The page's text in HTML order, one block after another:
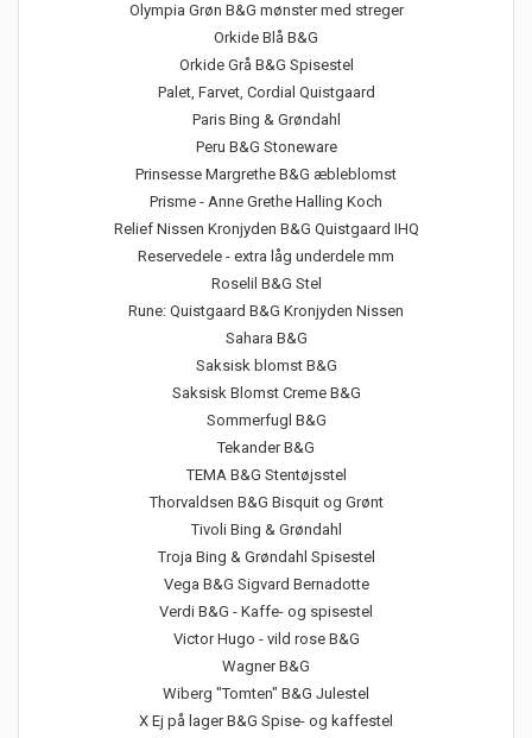
Olympia Grøn B&G mønster med streger
Orkide Blå B&G
Orkide Grå B&G Spisestel
Palet, Farvet, Cordial Quistgaard
Paris Bing & Grøndahl
Peru B&G Stoneware
Prinsesse Margrethe B&G æbleblomst
Prisme - Anne Grethe Halling Koch
Relief Nissen Kronjyden B&G Quistgaard IHQ
Reservedele - extra låg underdele mm
Roselil B&G Stel
Rune: Quistgaard B&G Kronjyden Nissen
Sahara B&G
Saksisk blomst B&G
Saksisk Blomst Creme B&G
Sommerfugl B&G
Tekander B&G
TEMA B&G Stentøjsstel
Thorvaldsen B&G Bisquit og Grønt
Tivoli Bing & Grøndahl
Troja Bing & Grøndahl Spisestel
Vega B&G Sigvard Bernadotte
Verdi B&G - Kaffe- og spisestel
Victor Hugo - vild rose B&G
Wagner B&G
Wiberg "Tomten" B&G Julestel
X Ej på lager B&G Spise- og kaffestel